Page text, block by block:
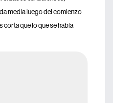
media luego del comienzo
corta que lo que se había